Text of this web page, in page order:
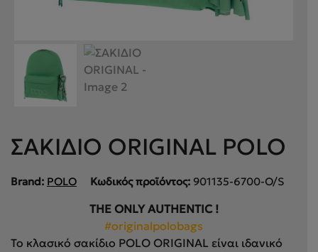
ΣΑΚΙΔΙΟ ORIGINAL POLO
Brand: POLO Κωδικός προϊόντος: 901135-6700-O/S
THE ONLY AUTHENTIC !
#originalpolobags
Το κλασικό σακίδιο POLO ORIGINAL είναι ιδανικό